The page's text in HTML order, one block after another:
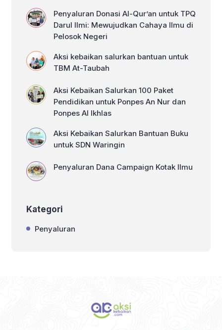
Penyaluran Donasi Al-Qur’an untuk TPQ
Darul Ilmi: Mewujudkan Cahaya Ilmu di
Pelosok Negeri
Aksi kebaikan salurkan bantuan untuk
TBM At-Taubah
Aksi Kebaikan Salurkan 100 Paket
Pendidikan untuk Ponpes An Nur dan
Ponpes Al Ikhlas
Aksi Kebaikan Salurkan Bantuan Buku
untuk SDN Waringin
Penyaluran Dana Campaign Kotak Ilmu
Kategori
Penyaluran